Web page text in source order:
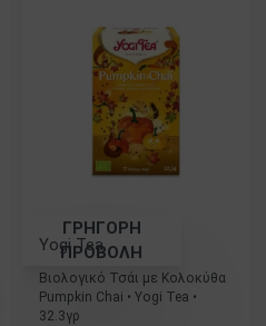
ΓΡΗΓΟΡΗ
ΠΡΟΒΟΛΗ
Yogi Tea
Βιολογικό Τσάι με Κολοκύθα
Pumpkin Chai • Yogi Tea •
32.3γρ